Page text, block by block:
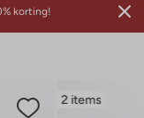
korting!
2 items